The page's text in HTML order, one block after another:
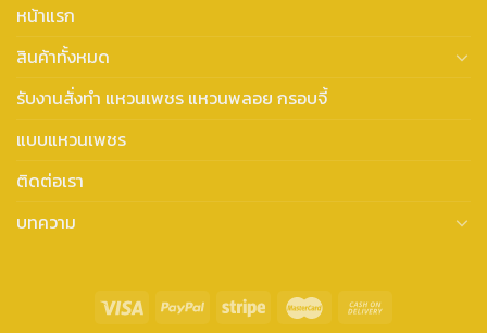
หน้าแรก
สินค้าทั้งหมด
รับงานสั่งทำ แหวนเพชร แหวนพลอย กรอบจี้
แบบแหวนเพชร
ติดต่อเรา
บทความ